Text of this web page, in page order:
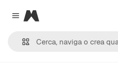
Close menu
Magnific